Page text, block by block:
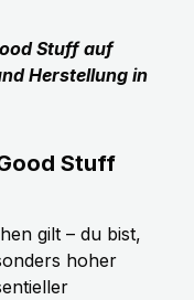
Stuff auf
Herstellung in
Stuff
gilt – du bist,
hoher